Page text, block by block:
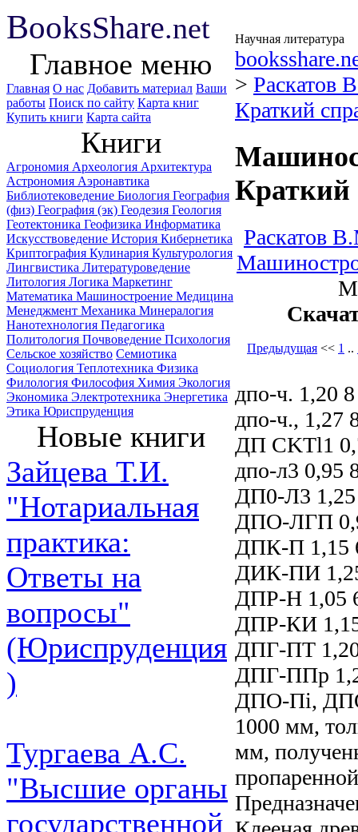
BooksShare.net Научная литература
Главное меню
Главная О нас Добавить материал Ваши
работы Поиск по сайту Карта книг
Купить книги Карта сайта
Книги
Агрономия Археология Архитектура
Астрономия Аэронавтика
Библиотековедение Биология География
(физ) География (эк) Геодезия Геология
Геотектоника Геофизика Информатика
Искусствоведение История Кибернетика
Криптография Кулинария Культурология
Лингвистика Литературоведение
Литология Логика Маркетинг
Математика Машиностроение Медицина
Менеджмент Механика Минералогия
Нанотехнология Педагогика
Политология Почвоведение Психология
Сельское хозяйство Семиотика
Социология Теплотехника Физика
Филология Философия Химия Экология
Экономика Электротехника Энергетика
Этика Юриспруденция
Новые книги
Зайцева Т.И.
"Нотариальная
практика:
Ответы на
вопросы"
(Юриспруденция
)
Тургаева А.С.
"Высшие органы
государственной
> Раскатов
Краткий
Краткий
Раскатов
Предыдущая << 1 ..
дпо-ч. 1,20
дпо-ч.,
ДП CKTl1
дпо-л3 0,95
ДП0-Л3 1,25
ДПО-ЛГП
ДПК-П 1,15
ДИК-ПИ
ДПР-Н 1,05
ДПР-КИ
ДПГ-ПТ
ДПГ-ППр
ДПО-Пі,
1000 мм,
мм,